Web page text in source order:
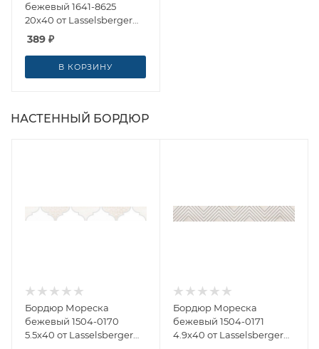
бежевый 1641-8625
20x40 от Lasselsberger
Ceramics (Россия)
389 ₽
В КОРЗИНУ
НАСТЕННЫЙ БОРДЮР
Бордюр Мореска
бежевый 1504-0170
5.5x40 от Lasselsberger
Бордюр Мореска
бежевый 1504-0171
4.9x40 от Lasselsberger